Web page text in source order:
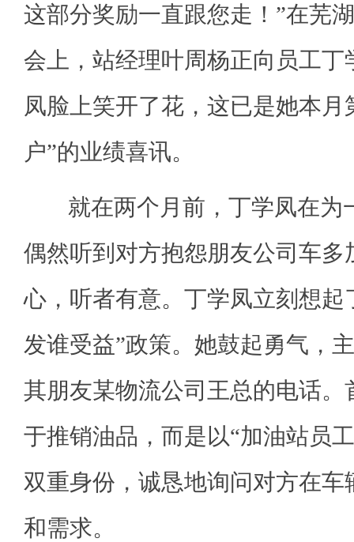
这部分奖励一直跟您走！”在芜
会上，站经理叶周杨正向员工丁
凤脸上笑开了花，这已是她本月
户”的业绩喜讯。
就在两个月前，丁学凤在为
偶然听到对方抱怨朋友公司车多
心，听者有意。丁学凤立刻想起
发谁受益”政策。她鼓起勇气，
其朋友某物流公司王总的电话。
于推销油品，而是以“加油站员
双重身份，诚恳地询问对方在
和需求。